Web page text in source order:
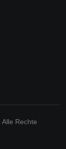
. Alle Rechte